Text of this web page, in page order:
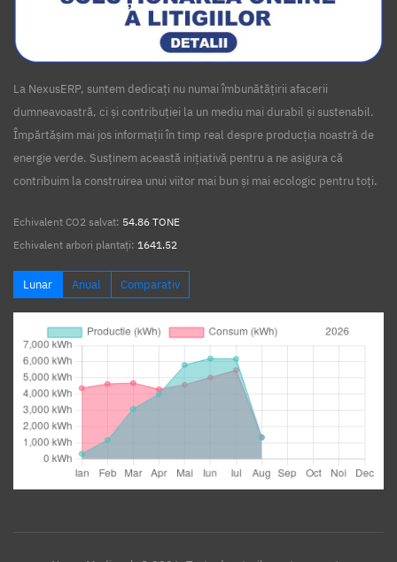
La NexusERP, suntem dedicați nu numai îmbunătățirii afacerii
dumneavoastră, ci și contribuției la un mediu mai durabil și sustenabil.
Împărtășim mai jos informații în timp real despre producția noastră de
energie verde. Susținem această inițiativă pentru a ne asigura că
contribuim la construirea unui viitor mai bun și mai ecologic pentru toți.
Echivalent CO2 salvat: 54.86 TONE
Echivalent arbori plantați: 1641.52
Lunar Anual Comparativ